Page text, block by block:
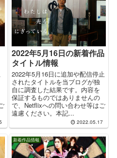
2022年5月16日の新着作品
タイトル情報
2022年5月16日に追加や配信停止
されたタイトルを当ブログが独
自に調査した結果です。内容を
保証するものではありませんの
で、Netflixへの問い合わせ等はご
遠慮ください。本記...
2022.05.17
新着作品情報